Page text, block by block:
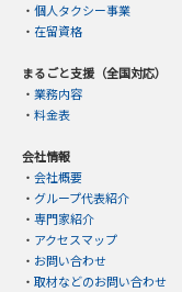
・ 個人タクシー事業
・ 在留資格
まるごと支援（全国対応）
・ 業務内容
・ 料金表
会社情報
・ 会社概要
・ グループ代表紹介
・ 専門家紹介
・ アクセスマップ
・ お問い合わせ
・ 取材などのお問い合わせ